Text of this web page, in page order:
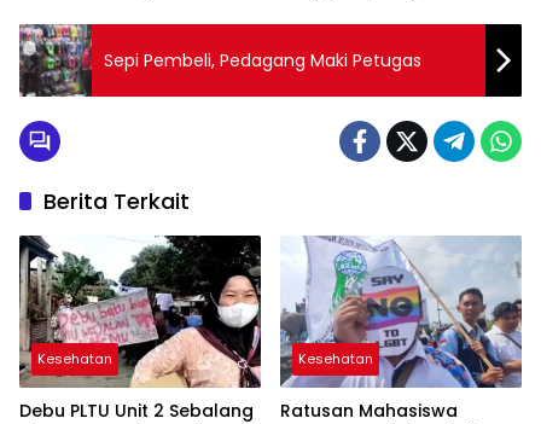
Sepi Pembeli, Pedagang Maki Petugas
Berita Terkait
Kesehatan
Debu PLTU Unit 2 Sebalang
Kesehatan
Ratusan Mahasiswa